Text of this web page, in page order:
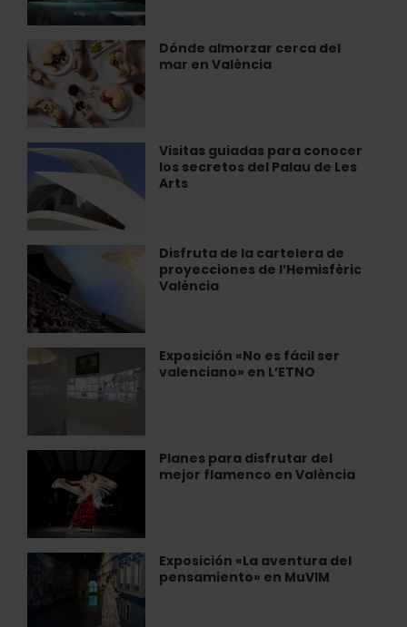
San
José,
el
tesoro
bajo
tierra
de
València
Dónde almorzar cerca del
mar en València
Dónde
almorzar
cerca
del
mar
en
València
Visitas guiadas para conocer
los secretos del Palau de Les
Arts
Visitas
guiadas
para
conocer
los
secretos
Palau
de
Les
Disfruta de la cartelera de
proyecciones de l’Hemisfèric
València
Disfruta
de
la
cartelera
de
proyecciones
de
l’Hemisfèric
Exposición «No es fácil ser
valenciano» en L’ETNO
Exposición
ser
valenciano»
L’ETNO
Planes para disfrutar del
mejor flamenco en València
para
disfrutar
mejor
flamenco
Exposición «La aventura del
pensamiento» en MuVIM
Exposición